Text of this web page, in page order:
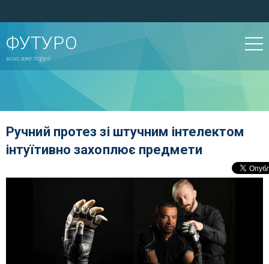
ФУТУРО
воно вже поруч!
Ручний протез зі штучним інтелектом
інтуїтивно захоплює предмети